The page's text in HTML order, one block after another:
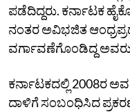
ಪಡೆದಿದ್ದರು. ಕರ್ನಾಟಕ
ನಂತರ ಅವಿಭಜಿತ
ವರ್ಗಾವಣೆಗೊಂಡಿದ್ದ ಅವರು
ಕರ್ನಾಟಕದಲ್ಲಿ 2008ರ
ದಾಳಿಗೆ ಸಂಬಂಧಿಸಿದ